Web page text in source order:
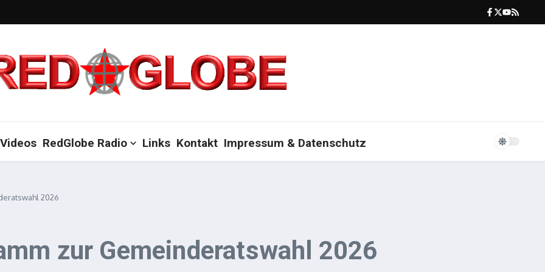
Videos RedGlobe Radio Links Kontakt Impressum & Datenschutz
2026
zur Gemeinderatswahl 2026